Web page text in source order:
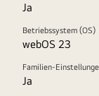
Ja
Betriebssystem (OS)
webOS 23
Familien-
Ja